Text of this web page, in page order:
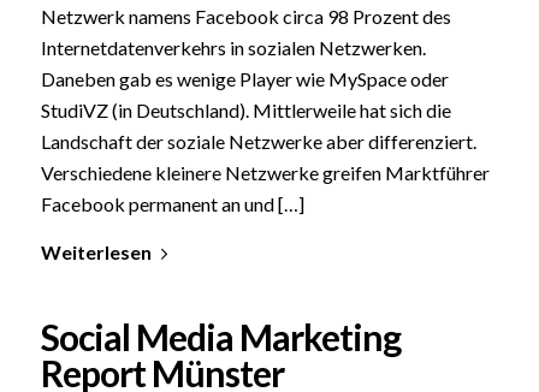
Netzwerk namens Facebook circa 98 Prozent des
Internetdatenverkehrs in sozialen Netzwerken.
Daneben gab es wenige Player wie MySpace oder
StudiVZ (in Deutschland). Mittlerweile hat sich die
Landschaft der soziale Netzwerke aber differenziert.
Verschiedene kleinere Netzwerke greifen Marktführer
Facebook permanent an und […]
Weiterlesen
Social Media Marketing
Report Münster